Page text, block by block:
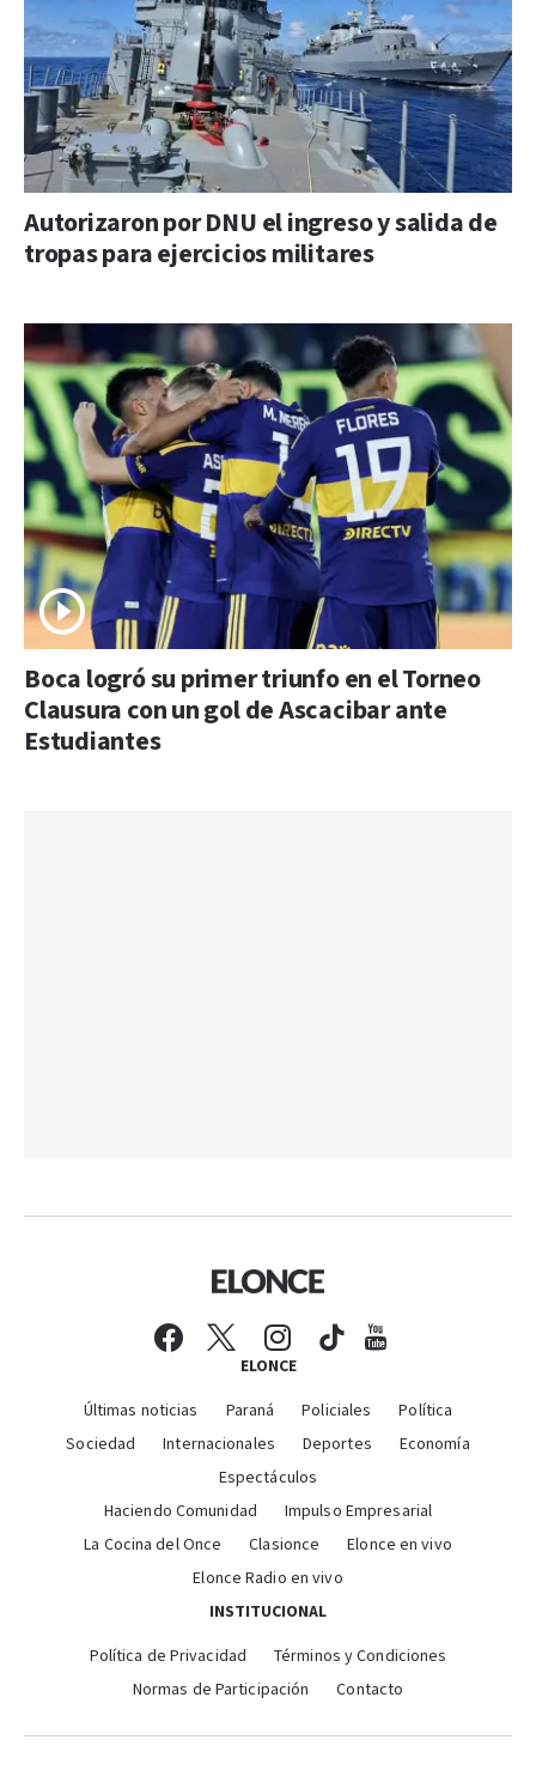
Autorizaron por DNU el ingreso y salida de
tropas para ejercicios militares
Boca logró su primer triunfo en el Torneo
Clausura con un gol de Ascacibar ante
Estudiantes
ELONCE
Últimas noticias Paraná Policiales
Política
Sociedad
Internacionales Deportes
Economía
Espectáculos
Haciendo Comunidad
Impulso Empresarial
La Cocina del Once
Clasionce
Elonce en vivo
Elonce Radio en vivo
INSTITUCIONAL
Política de Privacidad
Términos y Condiciones
Normas de Participación
Contacto